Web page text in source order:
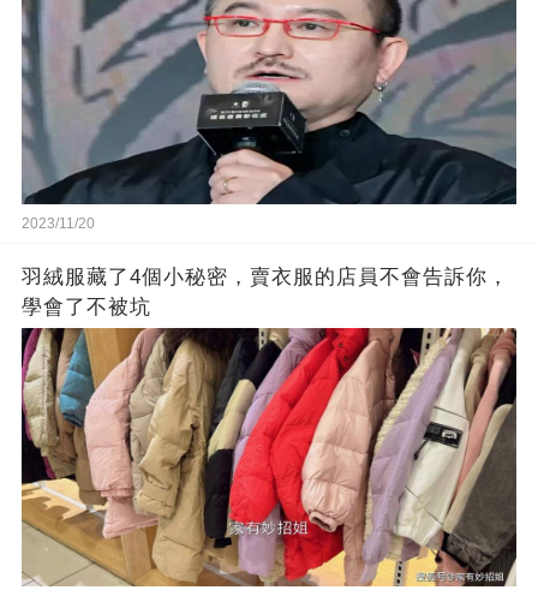
2023/11/20
羽絨服藏了4個小秘密，賣衣服的店員不會告訴你，
學會了不被坑